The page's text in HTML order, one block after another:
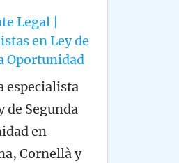
Legal |
en Ley de
Oportunidad
especialista
de Segunda
en
Cornellà y